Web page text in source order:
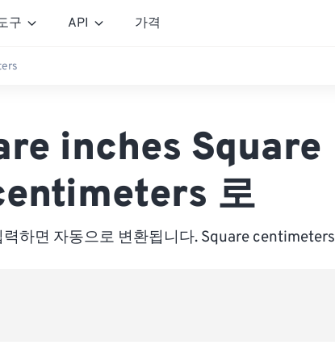
구 API 가격
inches Square
로
하면 자동으로 변환됩니다. Square centimeters